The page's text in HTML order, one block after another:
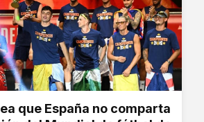
que España no comparta